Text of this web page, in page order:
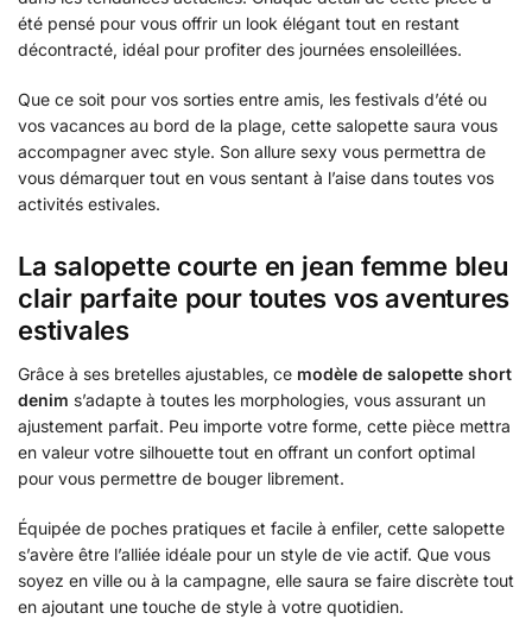
été pensé pour vous offrir un look élégant tout en restant
décontracté, idéal pour profiter des journées ensoleillées.
Que ce soit pour vos sorties entre amis, les festivals d’été ou
vos vacances au bord de la plage, cette salopette saura vous
accompagner avec style. Son allure sexy vous permettra de
vous démarquer tout en vous sentant à l’aise dans toutes vos
activités estivales.
La salopette courte en jean femme bleu
clair parfaite pour toutes vos aventures
estivales
Grâce à ses bretelles ajustables, ce modèle de salopette short
denim s’adapte à toutes les morphologies, vous assurant un
ajustement parfait. Peu importe votre forme, cette pièce mettra
en valeur votre silhouette tout en offrant un confort optimal
pour vous permettre de bouger librement.
Équipée de poches pratiques et facile à enfiler, cette salopette
s’avère être l’alliée idéale pour un style de vie actif. Que vous
soyez en ville ou à la campagne, elle saura se faire discrète tout
en ajoutant une touche de style à votre quotidien.